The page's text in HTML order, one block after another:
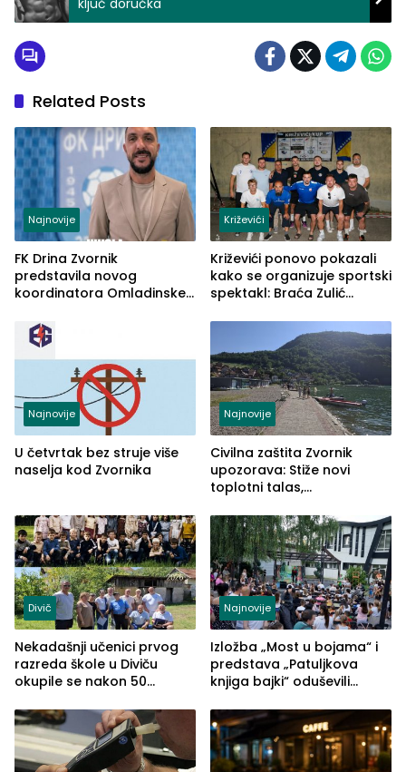
ključ doručka
Related Posts
Najnovije
FK Drina Zvornik
predstavila novog
koordinatora Omladinske
Križevići
Križevići ponovo pokazali
kako se organizuje sportski
spektakl: Braća Zulić
Najnovije
U četvrtak bez struje više
naselja kod Zvornika
Najnovije
Civilna zaštita Zvornik
upozorava: Stiže novi
toplotni talas,
Divič
Nekadašnji učenici prvog
razreda škole u Diviču
okupile se nakon 50
Pašić im održao čas
(FOTO)
Najnovije
Izložba „Most u bojama“ i
predstava „Patuljkova
knjiga bajki“ oduševili